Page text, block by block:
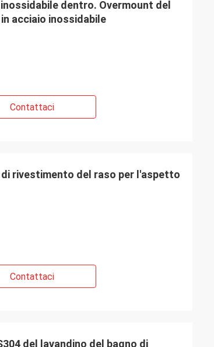
dentro. Overmount del
acciaio inossidabile
Contattaci
rivestimento del raso per l'aspetto
Contattaci
del lavandino del bagno di